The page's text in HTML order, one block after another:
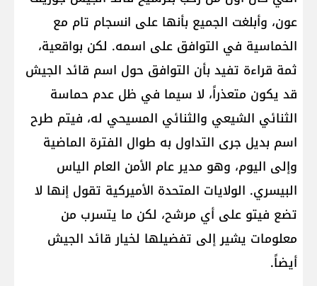
عون، وأبلغت الجميع بأنها على انسجام تام مع
الخماسية في التوافق على اسمه. لكن بواقعية،
ثمة قراءة تفيد بأن التوافق حول اسم قائد الجيش
قد يكون متعذراً، لا سيما في ظل عدم حماسة
الثنائي الشيعي والثنائي المسيحي له، فيتم طرح
اسم بديل جرى التداول به طوال الفترة الماضية
وإلى اليوم، وهو مدير عام الأمن العام الياس
البيسري. الولايات المتحدة الأميركية تقول إنها لا
تضع فيتو على أي مرشح، لكن ما يتسرب من
معلومات يشير إلى تفضيلها لخيار قائد الجيش
أيضاً.